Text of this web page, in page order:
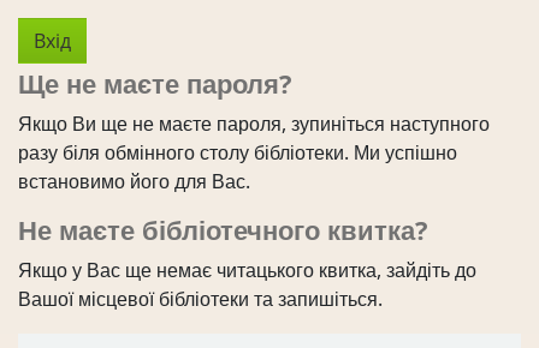
Ще не маєте пароля?
Якщо Ви ще не маєте пароля, зупиніться наступного
разу біля обмінного столу бібліотеки. Ми успішно
встановимо його для Вас.
Не маєте бібліотечного квитка?
Якщо у Вас ще немає читацького квитка, зайдіть до
Вашої місцевої бібліотеки та запишіться.